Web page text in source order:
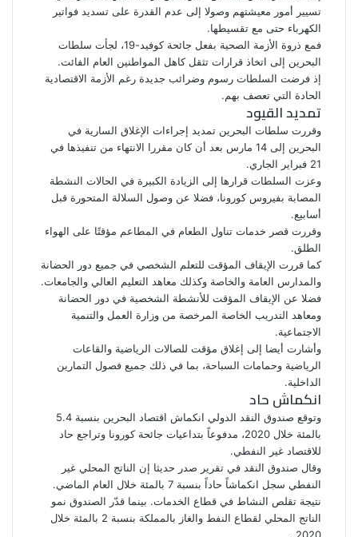
تسيير أمور معيشتهم وصولا إلى عدم القدرة على تسديد فواتير
الكهرباء حتى مع تقسيطها.
فمع ذروة الأزمة الصحية بفعل جائحة كوفيد-19، لجأت سلطات
البحرين إلى اتخاذ قرارات تثقل كاهل المواطنين العام الفائت.
إذ فرضت السلطات رسوم وضرائب جديدة رغم الأزمة الاقتصادية
الحادة التي تعصف بهم.
تمديد القيود
وقررت سلطات البحرين تمديد إجراءات الإغلاق السارية في
البحرين إلى 14 مارس بعد أن كان مقررا الانتهاء من تنفيذها في
21 فبراير الجاري.
وعزت السلطات قرارها إلى الزيادة الكبيرة في الحالات النشطة
المصابة بفيروس كورونا، فضلا عن وصول السلالة المتحورة قبل
أسابيع.
وقررت قصر خدمات تناول الطعام في المطاعم مؤقتًا على الهواء
الطلق.
كما قررت الإيقاف المؤقت للتعلم الشخصي في جميع دور الحضانة
والمدارس العامة والخاصة وكذلك معاهد التعليم العالي والجامعات.
فضلا عن الإيقاف المؤقت للأنشطة الشخصية في دور الحضانة
ومعاهد التدريب الخاصة المرخصة من وزارة العمل والتنمية
الاجتماعية.
وأشارت أيضا إلى إغلاق مؤقت للصالات الرياضية والقاعات
الرياضية وحمامات السباحة، بما في ذلك جميع فصول التمارين
الداخلية.
انكماش حاد
وتوقع صندوق النقد الدولي انكماش اقتصاد البحرين بنسبة 5.4
بالمئة خلال 2020، مدفوعاً بتداعيات جائحة كورونا وتراجع حاد
للاقتصاد غير النفطي.
وقال صندوق النقد في تقرير صدر حديثا إن الناتج المحلي غير
النفطي سجل انكماشاً حاداً بنسبة 7 بالمئة خلال العام الماضي.
نتيجة تقلص النشاط في قطاع الخدمات. بينما قدّر الصندوق نمو
الناتج المحلي لقطاع النفط والغاز بالمملكة بنسبة 2 بالمئة خلال